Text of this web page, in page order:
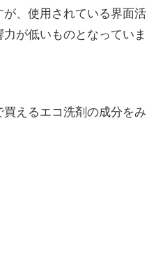
、使用されている界面活
が低いものとなっていま
えるエコ洗剤の成分をみ